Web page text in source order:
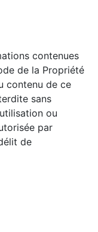
contenues
de la Propriété
contenu de ce
sans
ou
par
de